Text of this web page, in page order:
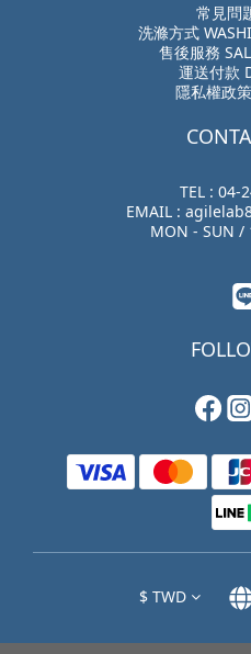
常見問
洗滌方式
售後服務
運送付款
隱私權政
TEL : 04-
EMAIL :
MON - SUN /
$ TWD